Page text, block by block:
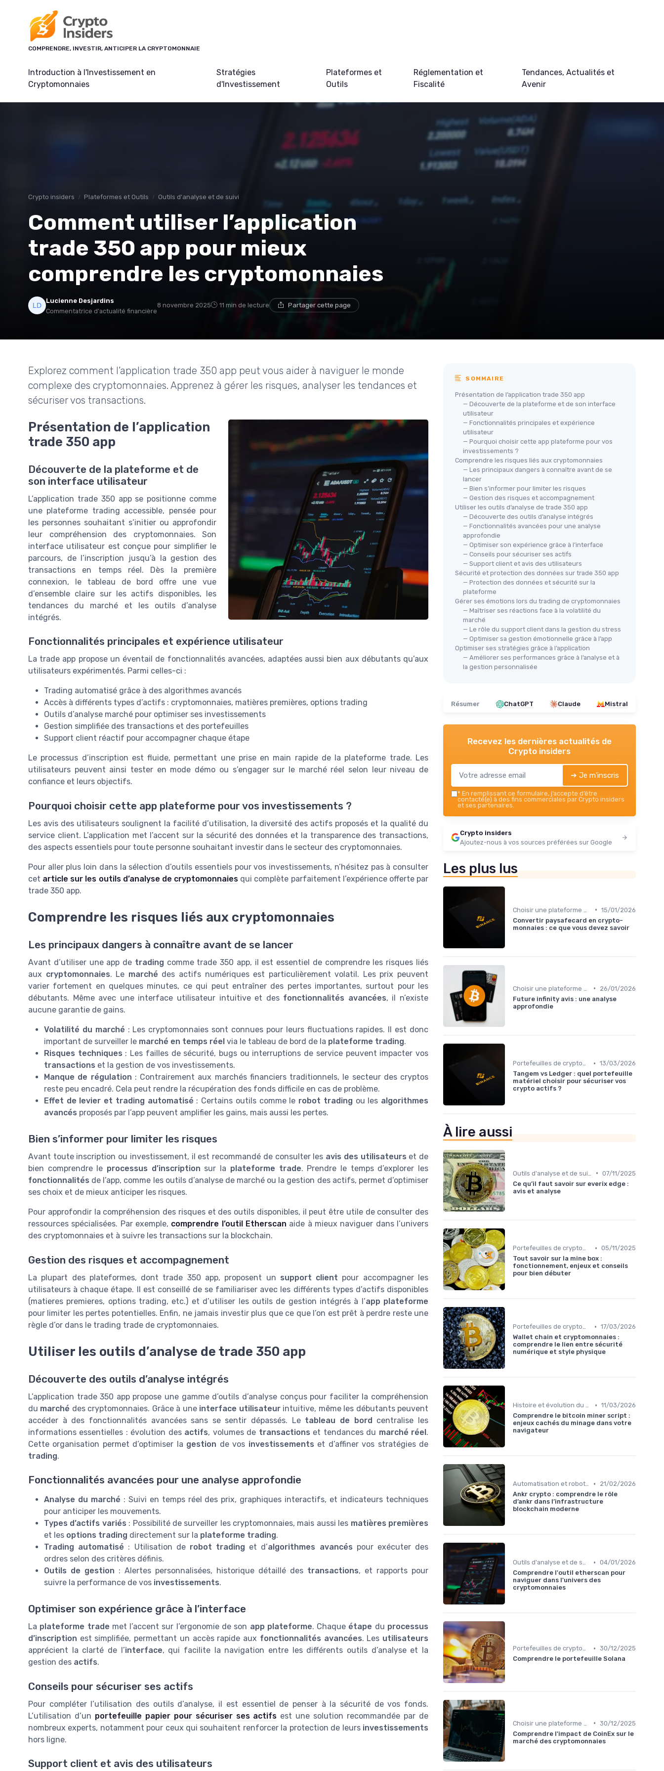
COMPRENDRE, INVESTIR, ANTICIPER LA CRYPTOMONNAIE
Introduction à l'Investissement en
Cryptomonnaies
Stratégies
d'Investissement
Plateformes et
Outils
Réglementation et
Fiscalité
Tendances, Actualités et
Avenir
Crypto insiders Plateformes et Outils Outils d'analyse et de suivi
Comment utiliser l’application
trade 350 app pour mieux
comprendre les cryptomonnaies
Lucienne Desjardins
Commentatrice d'actualité financière
8 novembre 2025 11 min de lecture Partager cette page
Explorez comment l’application trade 350 app peut vous aider à naviguer le monde
complexe des cryptomonnaies. Apprenez à gérer les risques, analyser les tendances et
sécuriser vos transactions.
Présentation de l’application
trade 350 app
Découverte de la plateforme et de
son interface utilisateur
L’application trade 350 app se positionne comme
une plateforme trading accessible, pensée pour
les personnes souhaitant s’initier ou approfondir
leur compréhension des cryptomonnaies. Son
interface utilisateur est conçue pour simplifier le
parcours, de l’inscription jusqu’à la gestion des
transactions en temps réel. Dès la première
connexion, le tableau de bord offre une vue
d’ensemble claire sur les actifs disponibles, les
tendances du marché et les outils d’analyse
intégrés.
Fonctionnalités principales et expérience utilisateur
La trade app propose un éventail de fonctionnalités avancées, adaptées aussi bien aux débutants qu’aux
utilisateurs expérimentés. Parmi celles-ci :
Trading automatisé grâce à des algorithmes avancés
Accès à différents types d’actifs : cryptomonnaies, matières premières, options trading
Outils d’analyse marché pour optimiser ses investissements
Gestion simplifiée des transactions et des portefeuilles
Support client réactif pour accompagner chaque étape
Le processus d’inscription est fluide, permettant une prise en main rapide de la plateforme trade. Les
utilisateurs peuvent ainsi tester en mode démo ou s’engager sur le marché réel selon leur niveau de
confiance et leurs objectifs.
Pourquoi choisir cette app plateforme pour vos investissements ?
Les avis des utilisateurs soulignent la facilité d’utilisation, la diversité des actifs proposés et la qualité du
service client. L’application met l’accent sur la sécurité des données et la transparence des transactions,
des aspects essentiels pour toute personne souhaitant investir dans le secteur des cryptomonnaies.
Pour aller plus loin dans la sélection d’outils essentiels pour vos investissements, n’hésitez pas à consulter
cet article sur les outils d’analyse de cryptomonnaies qui complète parfaitement l’expérience offerte par
trade 350 app.
Comprendre les risques liés aux cryptomonnaies
Les principaux dangers à connaître avant de se lancer
Avant d’utiliser une app de trading comme trade 350 app, il est essentiel de comprendre les risques liés
aux cryptomonnaies. Le marché des actifs numériques est particulièrement volatil. Les prix peuvent
varier fortement en quelques minutes, ce qui peut entraîner des pertes importantes, surtout pour les
débutants. Même avec une interface utilisateur intuitive et des fonctionnalités avancées, il n’existe
aucune garantie de gains.
Volatilité du marché : Les cryptomonnaies sont connues pour leurs fluctuations rapides. Il est donc
important de surveiller le marché en temps réel via le tableau de bord de la plateforme trading.
Risques techniques : Les failles de sécurité, bugs ou interruptions de service peuvent impacter vos
transactions et la gestion de vos investissements.
Manque de régulation : Contrairement aux marchés financiers traditionnels, le secteur des cryptos
reste peu encadré. Cela peut rendre la récupération des fonds difficile en cas de problème.
Effet de levier et trading automatisé : Certains outils comme le robot trading ou les algorithmes
avancés proposés par l’app peuvent amplifier les gains, mais aussi les pertes.
Bien s’informer pour limiter les risques
Avant toute inscription ou investissement, il est recommandé de consulter les avis des utilisateurs et de
bien comprendre le processus d’inscription sur la plateforme trade. Prendre le temps d’explorer les
fonctionnalités de l’app, comme les outils d’analyse de marché ou la gestion des actifs, permet d’optimiser
ses choix et de mieux anticiper les risques.
Pour approfondir la compréhension des risques et des outils disponibles, il peut être utile de consulter des
ressources spécialisées. Par exemple, comprendre l’outil Etherscan aide à mieux naviguer dans l’univers
des cryptomonnaies et à suivre les transactions sur la blockchain.
Gestion des risques et accompagnement
La plupart des plateformes, dont trade 350 app, proposent un support client pour accompagner les
utilisateurs à chaque étape. Il est conseillé de se familiariser avec les différents types d’actifs disponibles
(matieres premieres, options trading, etc.) et d’utiliser les outils de gestion intégrés à l’app plateforme
pour limiter les pertes potentielles. Enfin, ne jamais investir plus que ce que l’on est prêt à perdre reste une
règle d’or dans le trading trade de cryptomonnaies.
Utiliser les outils d’analyse de trade 350 app
Découverte des outils d’analyse intégrés
L’application trade 350 app propose une gamme d’outils d’analyse conçus pour faciliter la compréhension
du marché des cryptomonnaies. Grâce à une interface utilisateurintuitive, même les débutants peuvent
accéder à des fonctionnalités avancées sans se sentir dépassés. Le tableau de bord centralise les
informations essentielles : évolution des actifs, volumes de transactions et tendances du marché réel.
Cette organisation permet d’optimiser la gestion de vos investissements et d’affiner vos stratégies de
trading.
Fonctionnalités avancées pour une analyse approfondie
Analyse du marché : Suivi en temps réel des prix, graphiques interactifs, et indicateurs techniques
pour anticiper les mouvements.
Types d’actifs variés : Possibilité de surveiller les cryptomonnaies, mais aussi les matières premières
et les options trading directement sur la plateforme trading.
Trading automatisé : Utilisation de robot trading et d’algorithmes avancés pour exécuter des
ordres selon des critères définis.
Outils de gestion : Alertes personnalisées, historique détaillé des transactions, et rapports pour
suivre la performance de vos investissements.
Optimiser son expérience grâce à l’interface
La plateforme trade met l’accent sur l’ergonomie de son app plateforme. Chaque étape du processus
d’inscription est simplifiée, permettant un accès rapide aux fonctionnalités avancées. Les utilisateurs
apprécient la clarté de l’interface, qui facilite la navigation entre les différents outils d’analyse et la
gestion des actifs.
Conseils pour sécuriser ses actifs
Pour compléter l’utilisation des outils d’analyse, il est essentiel de penser à la sécurité de vos fonds.
L’utilisation d’un portefeuille papier pour sécuriser ses actifs est une solution recommandée par de
nombreux experts, notamment pour ceux qui souhaitent renforcer la protection de leurs investissements
hors ligne.
Support client et avis des utilisateurs
SOMMAIRE
Présentation de l’application trade 350 app
— Découverte de la plateforme et de son interface
utilisateur
— Fonctionnalités principales et expérience
utilisateur
— Pourquoi choisir cette app plateforme pour vos
investissements ?
Comprendre les risques liés aux cryptomonnaies
— Les principaux dangers à connaître avant de se
lancer
— Bien s’informer pour limiter les risques
— Gestion des risques et accompagnement
Utiliser les outils d’analyse de trade 350 app
— Découverte des outils d’analyse intégrés
— Fonctionnalités avancées pour une analyse
approfondie
— Optimiser son expérience grâce à l’interface
— Conseils pour sécuriser ses actifs
— Support client et avis des utilisateurs
Sécurité et protection des données sur trade 350 app
— Protection des données et sécurité sur la
plateforme
Gérer ses émotions lors du trading de cryptomonnaies
— Maîtriser ses réactions face à la volatilité du
marché
— Le rôle du support client dans la gestion du stress
— Optimiser sa gestion émotionnelle grâce à l’app
Optimiser ses stratégies grâce à l’application
— Améliorer ses performances grâce à l’analyse et à
la gestion personnalisée
Résumer ChatGPT Claude Mistral
Recevez les dernières actualités de
Crypto insiders
➔ Je m'inscris
* En remplissant ce formulaire, j’accepte d’être
contacté(e) à des fins commerciales par Crypto insiders
et ses partenaires.
Crypto insiders
Ajoutez-nous à vos sources préférées sur Google
Les plus lus
• 15/01/2026
Convertir paysafecard en crypto-
monnaies : ce que vous devez savoir
•
26/01/2026
Future infinity avis : une analyse
approfondie
Portefeuilles de cryptomonnaies • 13/03/2026
Tangem vs Ledger : quel portefeuille
matériel choisir pour sécuriser vos
crypto actifs ?
À lire aussi
• 07/11/2025
Ce qu’il faut savoir sur everix edge :
avis et analyse
Portefeuilles de cryptomonnaies • 05/11/2025
Tout savoir sur la mine box :
fonctionnement, enjeux et conseils
pour bien débuter
Portefeuilles de cryptomonnaies • 17/03/2026
Wallet chain et cryptomonnaies :
comprendre le lien entre sécurité
numérique et style physique
Histoire et évolution du marché des cryptos • 11/03/2026
Comprendre le bitcoin miner script :
enjeux cachés du minage dans votre
navigateur
Automatisation et robots de trading •
21/02/2026
Ankr crypto : comprendre le rôle
d’ankr dans l’infrastructure
blockchain moderne
Outils d'analyse et de suivi • 04/01/2026
Comprendre l'outil etherscan pour
naviguer dans l'univers des
cryptomonnaies
Portefeuilles de cryptomonnaies • 30/12/2025
Comprendre le portefeuille Solana
• 30/12/2025
Comprendre l'impact de CoinEx sur le
marché des cryptomonnaies